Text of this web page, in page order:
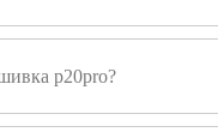
p20pro?